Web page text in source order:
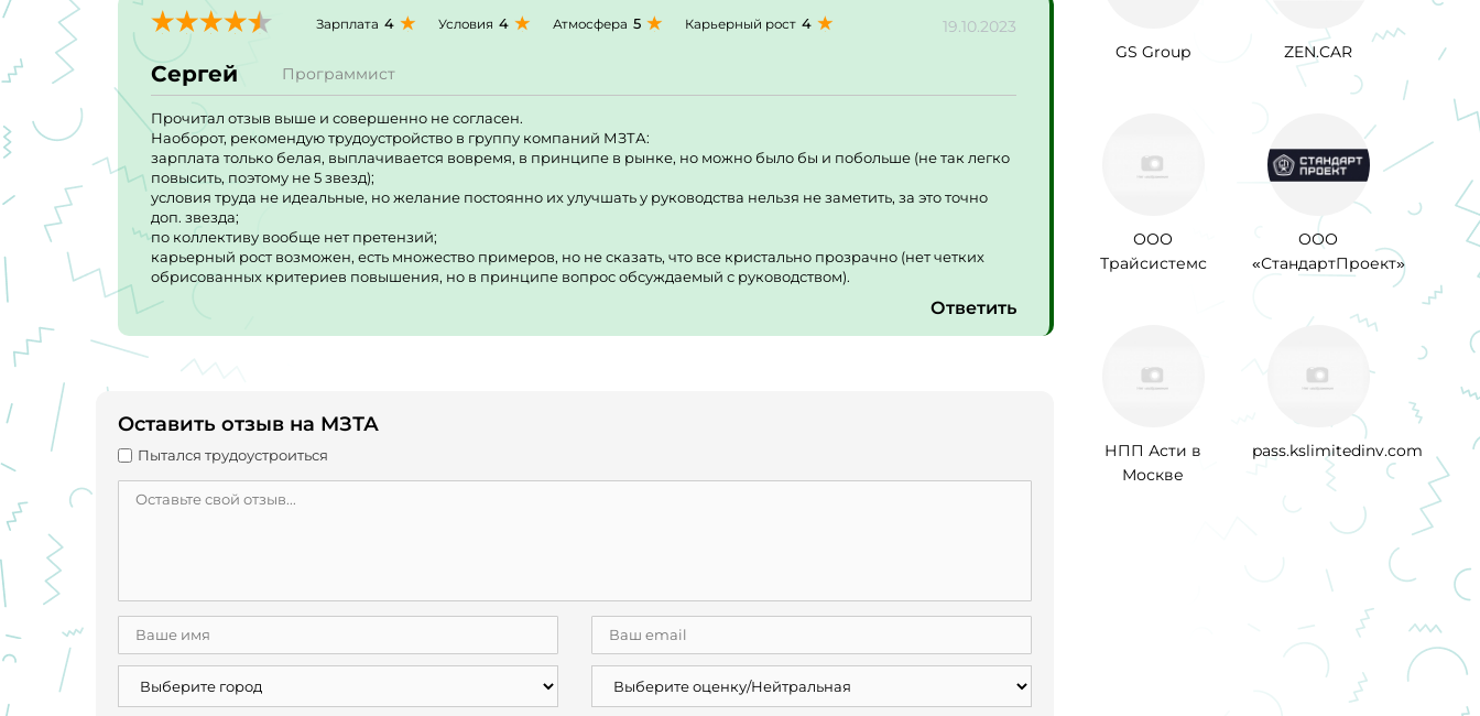
19.10.2023
Зарплата 4 Условия 4 Атмосфера 5 Карьерный рост 4
Сергей Программист
Прочитал отзыв выше и совершенно не согласен.
Наоборот, рекомендую трудоустройство в группу компаний МЗТА:
зарплата только белая, выплачивается вовремя, в принципе в рынке, но можно было бы и побольше (не так легко
повысить, поэтому не 5 звезд);
условия труда не идеальные, но желание постоянно их улучшать у руководства нельзя не заметить, за это точно
доп. звезда;
по коллективу вообще нет претензий;
карьерный рост возможен, есть множество примеров, но не сказать, что все кристально прозрачно (нет четких
обрисованных критериев повышения, но в принципе вопрос обсуждаемый с руководством).
Ответить
Оставить отзыв на МЗТА
Пытался трудоустроиться
GS Group ZEN.CAR
ООО
Трайсистемс
ООО
«СтандартПроект»
НПП Асти в
Москве
pass.kslimitedinv.com